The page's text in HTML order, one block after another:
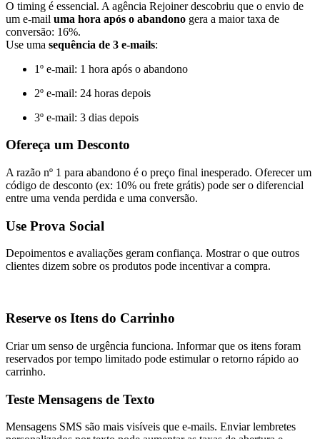
O timing é essencial. A agência Rejoiner descobriu que o envio de
um e-mail uma hora após o abandono gera a maior taxa de
conversão: 16%.
Use uma sequência de 3 e-mails:
1º e-mail: 1 hora após o abandono
2º e-mail: 24 horas depois
3º e-mail: 3 dias depois
Ofereça um Desconto
A razão nº 1 para abandono é o preço final inesperado. Oferecer um
código de desconto (ex: 10% ou frete grátis) pode ser o diferencial
entre uma venda perdida e uma conversão.
Use Prova Social
Depoimentos e avaliações geram confiança. Mostrar o que outros
clientes dizem sobre os produtos pode incentivar a compra.
Reserve os Itens do Carrinho
Criar um senso de urgência funciona. Informar que os itens foram
reservados por tempo limitado pode estimular o retorno rápido ao
carrinho.
Teste Mensagens de Texto
Mensagens SMS são mais visíveis que e-mails. Enviar lembretes